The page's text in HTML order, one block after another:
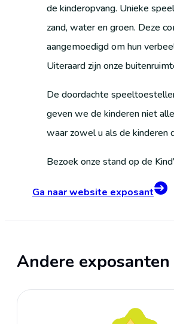
de kinderopvang. Unieke
zand, water en groen. Deze
aangemoedigd om hun
Uiteraard zijn onze
De doordachte
geven we de kinderen niet
waar zowel u als de kinderen
Bezoek onze stand op de
Ga naar website exposant
Andere exposanten